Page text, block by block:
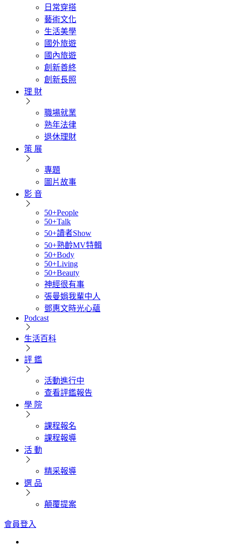
日常穿搭
藝術文化
生活美學
國外旅遊
國內旅遊
創新善終
創新長照
理 財
職場就業
熟年法律
退休理財
策 展
專題
圖片故事
影 音
50+People
50+Talk
50+讀者Show
50+熟齡MV特輯
50+Body
50+Living
50+Beauty
神經很有事
張曼娟我輩中人
鄧惠文時光心蘊
Podcast
生活百科
評 鑑
活動進行中
查看評鑑報告
學 院
課程報名
課程報導
活 動
精采報導
選 品
顛覆提案
會員登入